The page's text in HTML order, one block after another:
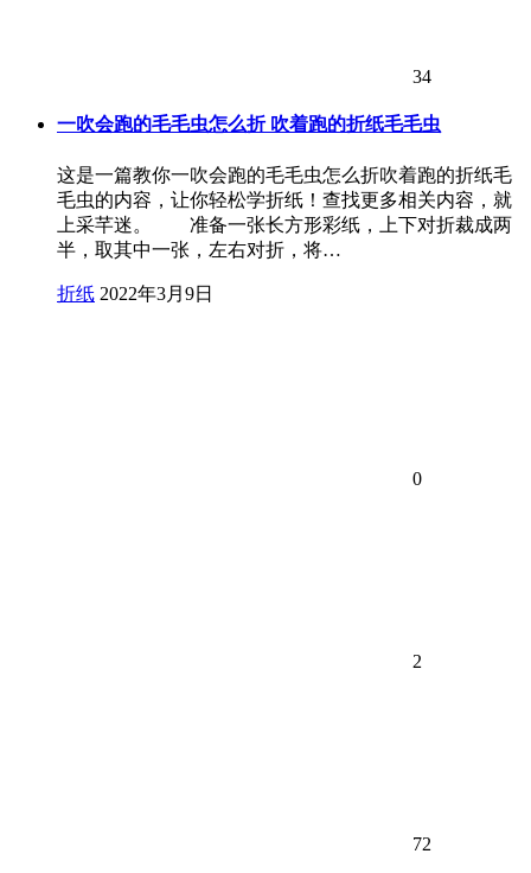
34
一吹会跑的毛毛虫怎么折 吹着跑的折纸毛毛虫
这是一篇教你一吹会跑的毛毛虫怎么折吹着跑的折纸毛
毛虫的内容，让你轻松学折纸！查找更多相关内容，就
上采芊迷。 准备一张长方形彩纸，上下对折裁成两
半，取其中一张，左右对折，将…
折纸 2022年3月9日
0
2
72